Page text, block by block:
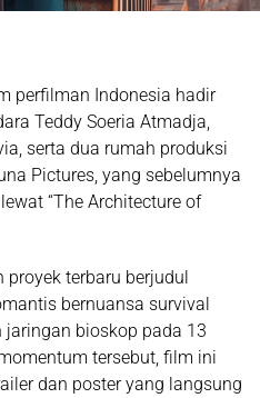
perfilman Indonesia hadir
Teddy Soeria Atmadja,
, serta dua rumah produksi
Pictures, yang sebelumnya
“The Architecture of
terbaru berjudul
bernuansa survival
bioskop pada 13
tersebut, film ini
dan poster yang langsung